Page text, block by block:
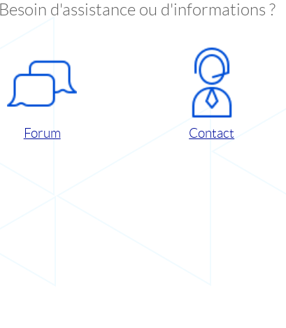
Besoin d'assistance ou d'informations ?
Forum Contact